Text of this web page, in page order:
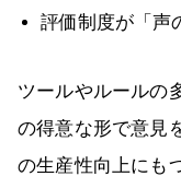
評価制度が「声
ツールやルールの
の得意な形で意見
の生産性向上にも